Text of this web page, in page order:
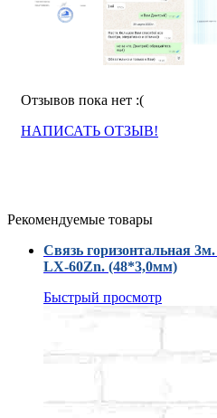
Отзывов пока нет :(
НАПИСАТЬ ОТЗЫВ!
Рекомендуемые товары
Связь горизонтальная
LX-60Zn. (48*3,0мм)
Быстрый просмотр